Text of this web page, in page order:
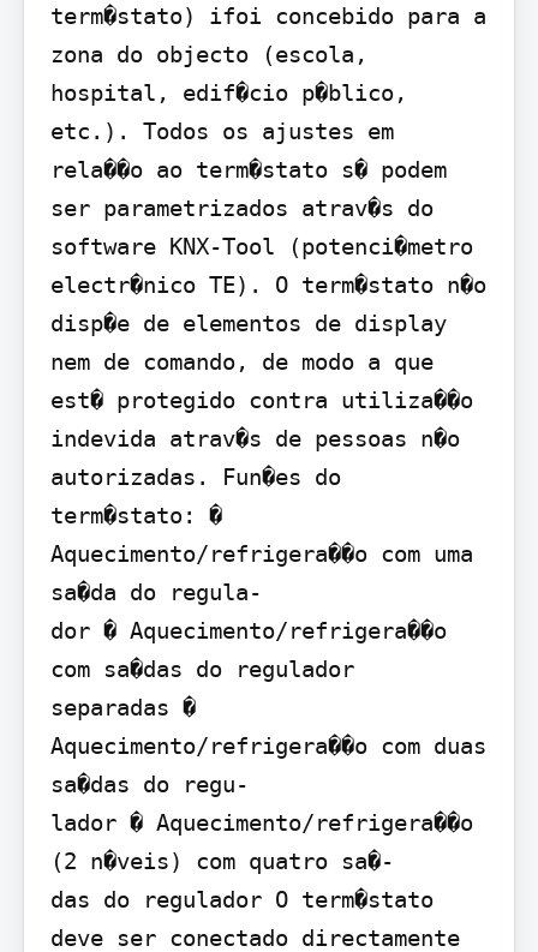
term�stato) ifoi concebido para a
zona do objecto (escola,
hospital, edif�cio p�blico,
etc.). Todos os ajustes em
rela��o ao term�stato s� podem
ser parametrizados atrav�s do
software KNX-Tool (potenci�metro
electr�nico TE). O term�stato n�o
disp�e de elementos de display
nem de comando, de modo a que
est� protegido contra utiliza��o
indevida atrav�s de pessoas n�o
autorizadas. Fun�es do
term�stato: �
Aquecimento/refrigera��o com uma
sa�da do regula-
dor � Aquecimento/refrigera��o
com sa�das do regulador
separadas �
Aquecimento/refrigera��o com duas
sa�das do regu-
lador � Aquecimento/refrigera��o
(2 n�veis) com quatro sa�-
das do regulador O term�stato
deve ser conectado directamente